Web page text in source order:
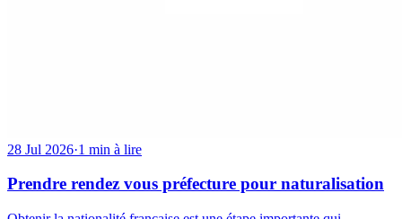
28 Jul 2026·1 min à lire
Prendre rendez vous préfecture pour naturalisation